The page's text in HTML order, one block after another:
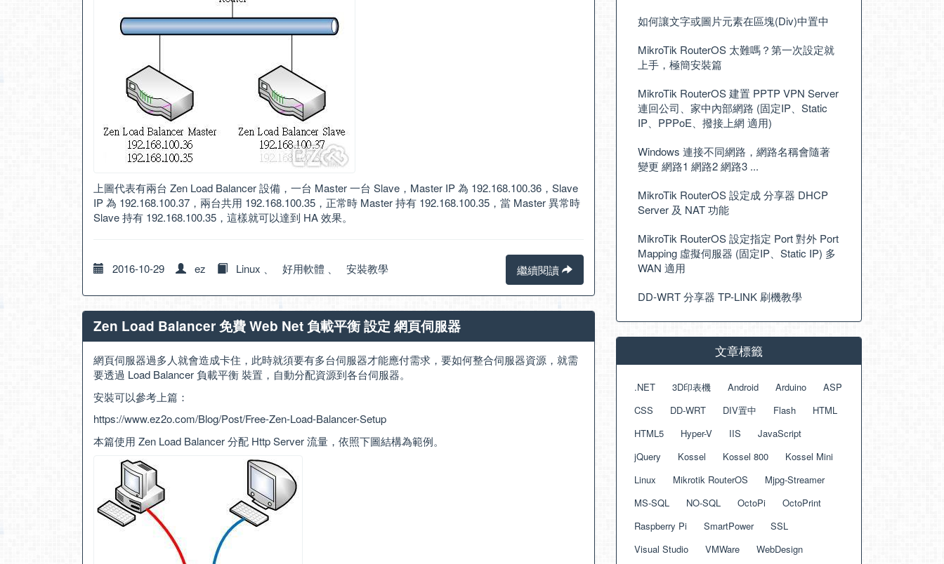
上圖代表有兩台 Zen Load Balancer 設備，一台 Master 一台 Slave，Master IP 為 192.168.100.36，Slave
IP 為 192.168.100.37，兩台共用 192.168.100.35，正常時 Master 持有 192.168.100.35，當 Master 異常時
Slave 持有 192.168.100.35，這樣就可以達到 HA 效果。
2016-10-29 ez Linux 好用軟體 安裝教學 繼續閱讀
Zen Load Balancer 免費 Web Net 負載平衡 設定 網頁伺服器
網頁伺服器過多人就會造成卡住，此時就須要有多台伺服器才能應付需求，要如何整合伺服器資源，就需
要透過 Load Balancer 負載平衡 裝置，自動分配資源到各台伺服器。
安裝可以參考上篇：
https://www.ez2o.com/Blog/Post/Free-Zen-Load-Balancer-Setup
本篇使用 Zen Load Balancer 分配 Http Server 流量，依照下圖結構為範例。
如何讓文字或圖片元素在區塊(Div)中置中
MikroTik RouterOS 太難嗎？第一次設定就
上手，極簡安裝篇
MikroTik RouterOS 建置 PPTP VPN Server
連回公司、家中內部網路 (固定IP、Static
IP、PPPoE、撥接上網 適用)
Windows 連接不同網路，網路名稱會隨著
變更 網路1 網路2 網路3 ...
MikroTik RouterOS 設定成 分享器 DHCP
Server 及 NAT 功能
MikroTik RouterOS 設定指定 Port 對外 Port
Mapping 虛擬伺服器 (固定IP、Static IP) 多
WAN 適用
DD-WRT 分享器 TP-LINK 刷機教學
文章標籤
.NET 3D印表機 Android Arduino
ASP
CSS
DD-WRT DIV置中 Flash
HTML
HTML5
Hyper-V IIS
JavaScript
jQuery
Kossel Kossel 800
Kossel Mini
Linux
Mikrotik RouterOS
Mjpg-Streamer
MS-SQL
NO-SQL OctoPi
OctoPrint
Raspberry Pi
SmartPower
SSL
Visual Studio
VMWare WebDesign